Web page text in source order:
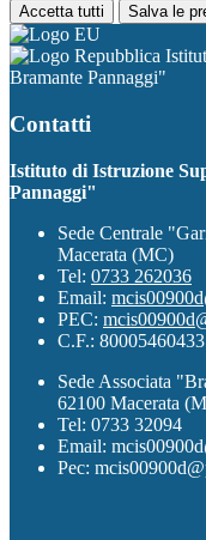
Accetta tutti Salva le
Bramante Pannaggi"
Contatti
Istituto di Istruzione
Pannaggi"
Sede Centrale
Macerata (MC)
Tel: 0733 262036
Email:
PEC:
C.F.: 80005460433
Sede Associata
62100 Macerata
Tel: 0733 32094
Email:
Pec: